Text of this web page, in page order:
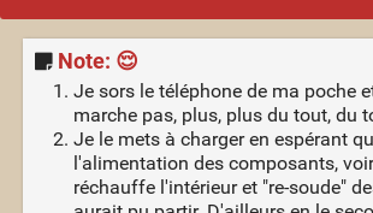
Note: 😌
Je sors le téléphone de ma poche
marche pas, plus, plus du tout, du
Je le mets à charger en espérant
l'alimentation des composants,
réchauffe l'intérieur et "re-soude"